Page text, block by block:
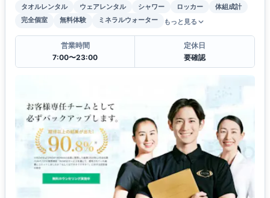
タオルレンタル ウェアレンタル シャワー ロッカー
体組成計
完全個室
無料体験 ミネラルウォーター もっと見る
営業時間
7:00〜23:00
定休日
要確認